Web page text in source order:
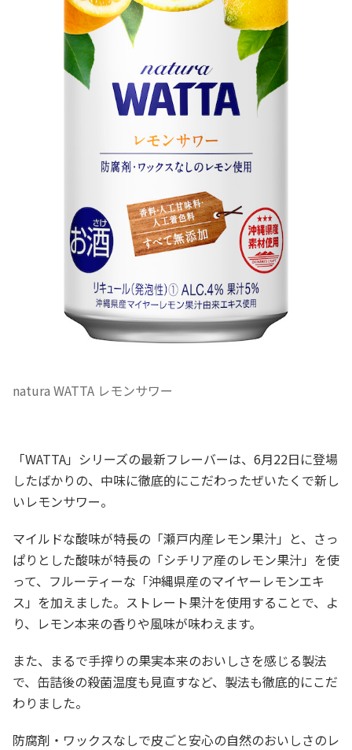
natura WATTA レモンサワー
「WATTA」シリーズの最新フレーバーは、6月22日に登場
したばかりの、中味に徹底的にこだわったぜいたくで新し
いレモンサワー。
マイルドな酸味が特長の「瀬戸内産レモン果汁」と、さっ
ぱりとした酸味が特長の「シチリア産のレモン果汁」を使
って、フルーティーな「沖縄県産のマイヤーレモンエキ
ス」を加えました。ストレート果汁を使用することで、よ
り、レモン本来の香りや風味が味わえます。
また、まるで手搾りの果実本来のおいしさを感じる製法
で、缶詰後の殺菌温度も見直すなど、製法も徹底的にこだ
わりました。
防腐剤・ワックスなしで皮ごと安心の自然のおいしさのレ